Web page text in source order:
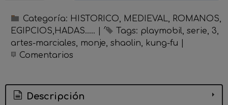
Categoría: HISTORICO, MEDIEVAL, ROMANOS,
EGIPCIOS,HADAS.....
Tags: playmobil serie
3
artes-marciales
monje shaolin kung-fu
Comentarios
Descripción